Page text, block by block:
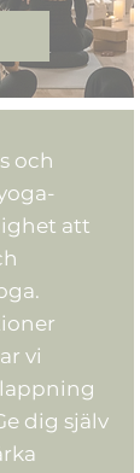
och
att
vi
dig själv